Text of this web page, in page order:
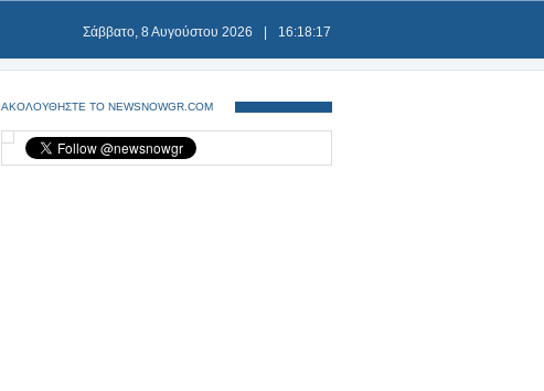
Σάββατο, 8 Αυγούστου 2026 16:18:18
ΑΚΟΛΟΥΘΗΣΤΕ ΤΟ NEWSNOWGR.COM